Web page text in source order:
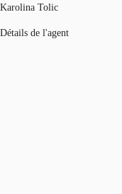
Karolina Tolic
Détails de l'agent